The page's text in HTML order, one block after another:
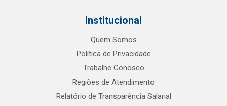
Institucional
Quem Somos
Política de Privacidade
Trabalhe Conosco
Regiões de Atendimento
Relatório de Transparência Salarial